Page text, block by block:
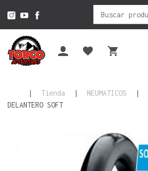
Buscar
por:
| Tienda | NEUMATICOS |
DELANTERO SOFT